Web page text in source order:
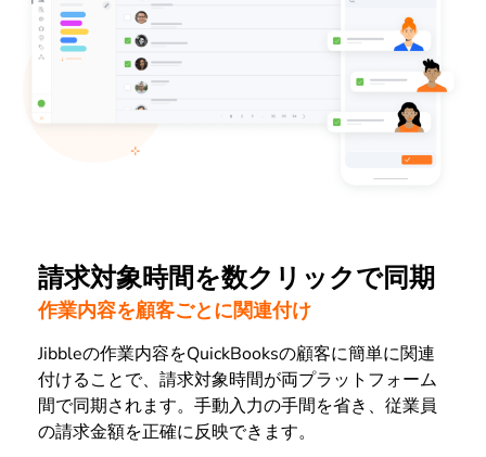
請求対象時間を数クリックで同期
作業内容を顧客ごとに関連付け
Jibbleの作業内容をQuickBooksの顧客に簡単に関連
付けることで、請求対象時間が両プラットフォーム
間で同期されます。手動入力の手間を省き、従業員
の請求金額を正確に反映できます。